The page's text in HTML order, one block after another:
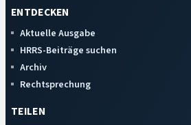
ENTDECKEN
Aktuelle Ausgabe
HRRS-Beiträge suchen
Archiv
Rechtsprechung
TEILEN